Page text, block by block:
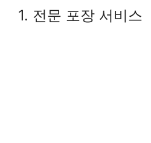
1. 전문 포장 서비스